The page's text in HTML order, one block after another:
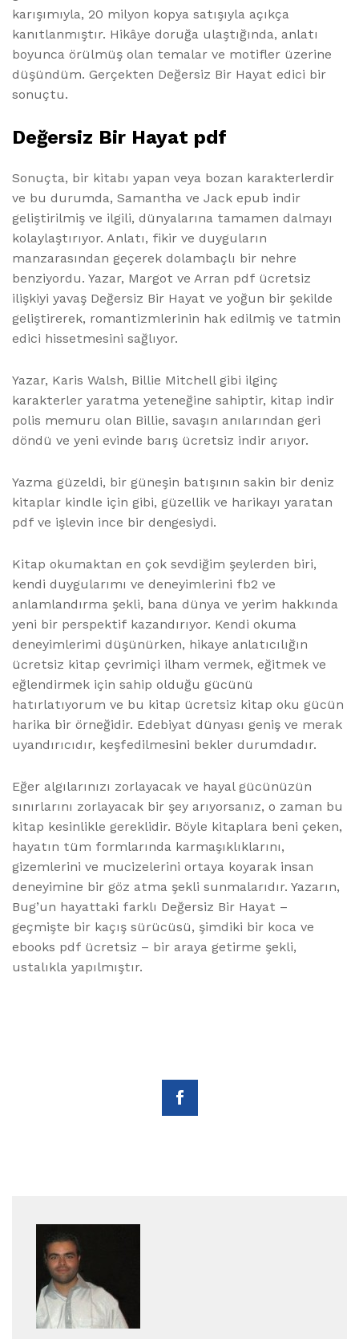
karışımıyla, 20 milyon kopya satışıyla açıkça
kanıtlanmıştır. Hikâye doruğa ulaştığında, anlatı
boyunca örülmüş olan temalar ve motifler üzerine
düşündüm. Gerçekten Değersiz Bir Hayat edici bir
sonuçtu.
Değersiz Bir Hayat pdf
Sonuçta, bir kitabı yapan veya bozan karakterlerdir
ve bu durumda, Samantha ve Jack epub indir
geliştirilmiş ve ilgili, dünyalarına tamamen dalmayı
kolaylaştırıyor. Anlatı, fikir ve duyguların
manzarasından geçerek dolambaçlı bir nehre
benziyordu. Yazar, Margot ve Arran pdf ücretsiz
ilişkiyi yavaş Değersiz Bir Hayat ve yoğun bir şekilde
geliştirerek, romantizmlerinin hak edilmiş ve tatmin
edici hissetmesini sağlıyor.
Yazar, Karis Walsh, Billie Mitchell gibi ilginç
karakterler yaratma yeteneğine sahiptir, kitap indir
polis memuru olan Billie, savaşın anılarından geri
döndü ve yeni evinde barış ücretsiz indir arıyor.
Yazma güzeldi, bir güneşin batışının sakin bir deniz
kitaplar kindle için gibi, güzellik ve harikayı yaratan
pdf ve işlevin ince bir dengesiydi.
Kitap okumaktan en çok sevdiğim şeylerden biri,
kendi duygularımı ve deneyimlerini fb2 ve
anlamlandırma şekli, bana dünya ve yerim hakkında
yeni bir perspektif kazandırıyor. Kendi okuma
deneyimlerimi düşünürken, hikaye anlatıcılığın
ücretsiz kitap çevrimiçi ilham vermek, eğitmek ve
eğlendirmek için sahip olduğu gücünü
hatırlatıyorum ve bu kitap ücretsiz kitap oku gücün
harika bir örneğidir. Edebiyat dünyası geniş ve merak
uyandırıcıdır, keşfedilmesini bekler durumdadır.
Eğer algılarınızı zorlayacak ve hayal gücünüzün
sınırlarını zorlayacak bir şey arıyorsanız, o zaman bu
kitap kesinlikle gereklidir. Böyle kitaplara beni çeken,
hayatın tüm formlarında karmaşıklıklarını,
gizemlerini ve mucizelerini ortaya koyarak insan
deneyimine bir göz atma şekli sunmalarıdır. Yazarın,
Bug’un hayattaki farklı Değersiz Bir Hayat –
geçmişte bir kaçış sürücüsü, şimdiki bir koca ve
ebooks pdf ücretsiz – bir araya getirme şekli,
ustalıkla yapılmıştır.